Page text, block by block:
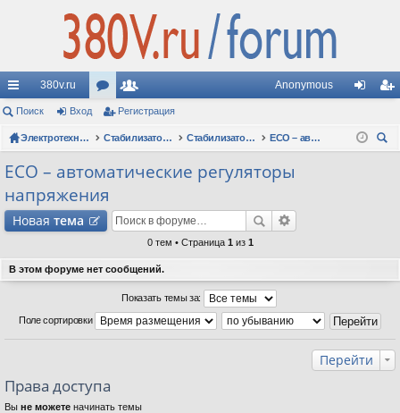
с
ы
лк
и
380v.ru
ор
ум
ол
ьз
ел
Anonymous
д ис
Поиск Вход Регистрация
Электротехнические форумы Стабилизаторы напряжения Стабилизаторы Oberon: вопросы по моделям
ECO – автоматические регуляторы напряжения
ECO – автоматические регуляторы
напряжения
Новая тема
0 тем • Страница 1 из 1
В этом форуме нет сообщений.
Показать темы за:
Поле сортировки
Перейти
Права доступа
Вы не можете начинать темы